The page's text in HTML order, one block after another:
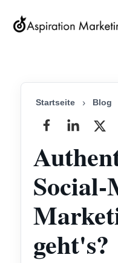
Startseite › Blog
Social-
geht's?